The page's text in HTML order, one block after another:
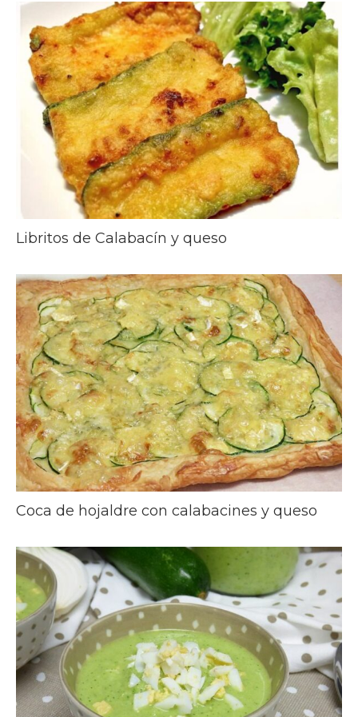
Libritos de Calabacín y queso
Coca de hojaldre con calabacines y queso